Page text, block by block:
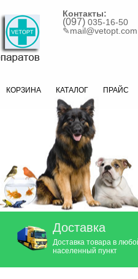
Контакты:
(097) 035-16-50
✎mail@vetopt.com
КОРЗИНА КАТАЛОГ ПРАЙС
Доставка
Доставка товара в
населенный пункт